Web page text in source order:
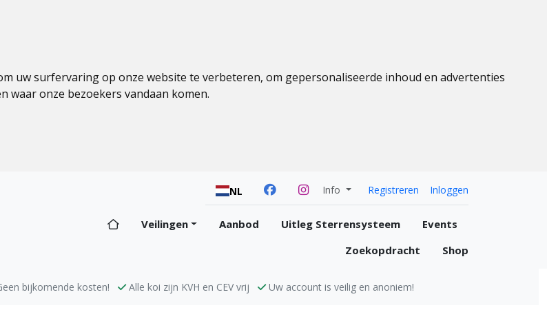
uw surfervaring op onze website te verbeteren, om gepersonaliseerde inhoud en advertenties
waar onze bezoekers vandaan komen.
NL Info Registreren Inloggen
Veilingen Aanbod Uitleg Sterrensysteem
Events
Zoekopdracht
Shop
bijkomende kosten! Alle koi zijn KVH en CEV vrij Uw account is veilig en anoniem!